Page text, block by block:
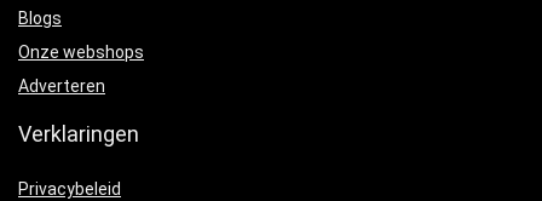
Blogs
Onze webshops
Adverteren
Verklaringen
Privacybeleid